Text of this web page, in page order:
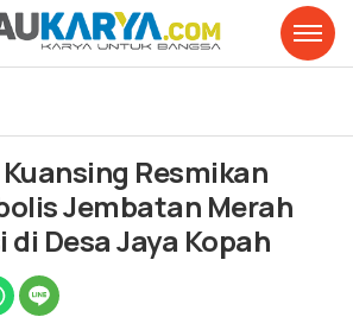
Resmikan
Jembatan Merah
Desa Jaya Kopah